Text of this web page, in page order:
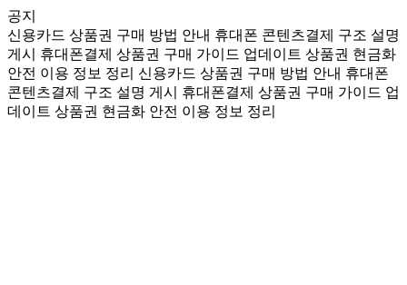
공지
신용카드 상품권 구매 방법 안내 휴대폰 콘텐츠결제 구조 설명
게시
휴대폰결제 상품권 구매 가이드 업데이트 상품권 현금화
안전 이용 정보 정리 신용카드 상품권 구매 방법 안내 휴대폰
콘텐츠결제 구조 설명 게시
휴대폰결제 상품권 구매 가이드 업
데이트 상품권 현금화 안전 이용 정보 정리